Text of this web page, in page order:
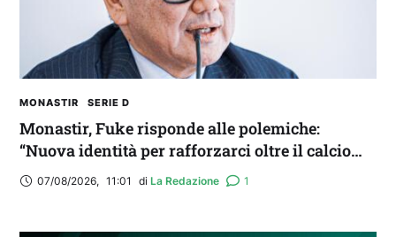
MONASTIR SERIE D
Monastir, Fuke risponde alle polemiche:
“Nuova identità per rafforzarci oltre il calcio
locale”
07/08/2026, 11:01 di La Redazione 1